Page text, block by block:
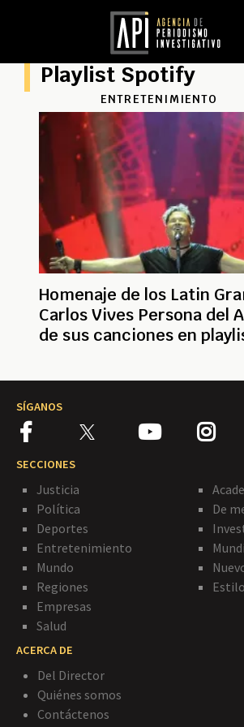
Playlist Spotify
ENTRETENIMIENTO
Homenaje de los Latin
Carlos Vives Persona del
de sus canciones en
SÍGANOS
SECCIONES
Justicia
Política
Deportes
Entretenimiento
Mundo
Regiones
Empresas
Salud
De
ACERCA DE
Del Director
Quiénes somos
Contáctenos